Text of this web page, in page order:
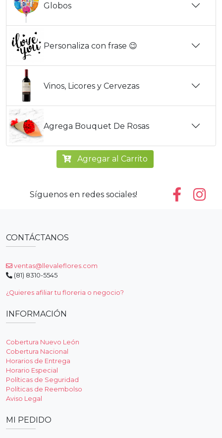
Globos
Personaliza con frase 😉
Vinos, Licores y Cervezas
Agrega Bouquet De Rosas
Agregar al Carrito
Síguenos en redes sociales!
CONTÁCTANOS
ventas@llevaleflores.com
(81) 8310-5545
¿Quieres afiliar tu floreria o negocio?
INFORMACIÓN
Cobertura Nuevo León
Cobertura Nacional
Horarios de Entrega
Horario Especial
Políticas de Seguridad
Políticas de Reembolso
Aviso Legal
MI PEDIDO